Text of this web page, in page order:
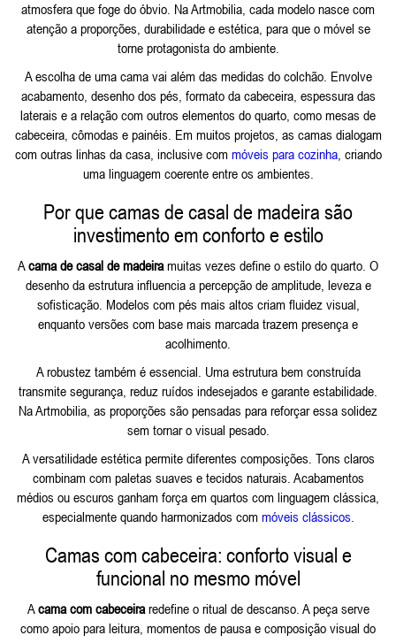
atmosfera que foge do óbvio. Na Artmobilia, cada modelo nasce com
atenção a proporções, durabilidade e estética, para que o móvel se
torne protagonista do ambiente.
A escolha de uma cama vai além das medidas do colchão. Envolve
acabamento, desenho dos pés, formato da cabeceira, espessura das
laterais e a relação com outros elementos do quarto, como mesas de
cabeceira, cômodas e painéis. Em muitos projetos, as camas dialogam
com outras linhas da casa, inclusive com móveis para cozinha, criando
uma linguagem coerente entre os ambientes.
Por que camas de casal de madeira são
investimento em conforto e estilo
Acama de casal de madeira muitas vezes define o estilo do quarto. O
desenho da estrutura influencia a percepção de amplitude, leveza e
sofisticação. Modelos com pés mais altos criam fluidez visual,
enquanto versões com base mais marcada trazem presença e
acolhimento.
A robustez também é essencial. Uma estrutura bem construída
transmite segurança, reduz ruídos indesejados e garante estabilidade.
Na Artmobilia, as proporções são pensadas para reforçar essa solidez
sem tornar o visual pesado.
A versatilidade estética permite diferentes composições. Tons claros
combinam com paletas suaves e tecidos naturais. Acabamentos
médios ou escuros ganham força em quartos com linguagem clássica,
especialmente quando harmonizados com móveis clássicos
Camas com cabeceira: conforto visual e
funcional no mesmo móvel
Acama com cabeceiraredefine o ritual de descanso. A peça serve
como apoio para leitura, momentos de pausa e composição visual do